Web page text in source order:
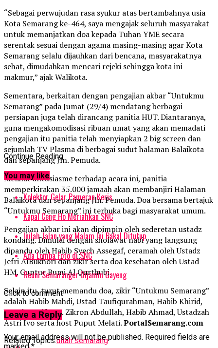
“Sebagai perwujudan rasa syukur atas bertambahnya usia
Kota Semarang ke-464, saya mengajak seluruh masyarakat
untuk memanjatkan doa kepada Tuhan YME secara
serentak sesuai dengan agama masing-masing agar Kota
Semarang selalu dijauhkan dari bencana, masyarakatnya
sehat, dimudahkan mencari rejeki sehingga kota ini
makmur,” ajak Walikota.
Sementara, berkaitan dengan pengajian akbar “Untukmu
Semarang” pada Jumat (29/4) mendatang berbagai
persiapan juga telah dirancang panitia HUT. Diantaranya,
guna mengakomodisasi ribuan umat yang akan memadati
pengajian itu panitia telah menyiapkan 2 big screen dan
sejumlah TV Plasma di berbagai sudut halaman Balaikota
dan sepanjang Jln. Pemuda.
Melihat antusiasme terhadap acara ini, panitia
memperkirakan 35.000 jamaah akan membanjiri Halaman
Balaikota dan sepanjang Jln. Pemuda. Doa bersama bertajuk
“Untukmu Semarang” ini terbuka bagi masyarakat umum.
Pengajian akbar ini akan dipimpin oleh sederetan ustadz
kondang. Dimulai dengan sholawat nabi yang langsung
dipandu oleh Habib Syech Assegaf, ceramah oleh Ustadz
Jefri AlBukhori dan zikir serta doa kesehatan oleh Ustad
HM. Guntur Bumi Al Qurthubi.
Selain itu, turut memandu doa, zikir “Untukmu Semarang”
adalah Habib Mahdi, Ustad Taufiqurahman, Habib Khirid,
Ustad Munif, KH. Zikron Abdullah, Habib Ahmad, Ustadzah
Astri Ivo serta host Puput Melati.PortalSemarang.com
Related Topics:ultah semarang
Continue Reading
You may like
Kolektor Gelar Pameran Keris
Kapal Ceng Ho Meriahkan SNC
Inilah Jalan yang Malam Ini Bakal Ditutup
Ada Lomba Foto di SNC
Reuni Semaranger Dijamin Gayeng
Click to comment
Leave a Reply
Your email address will not be published. Required fields are